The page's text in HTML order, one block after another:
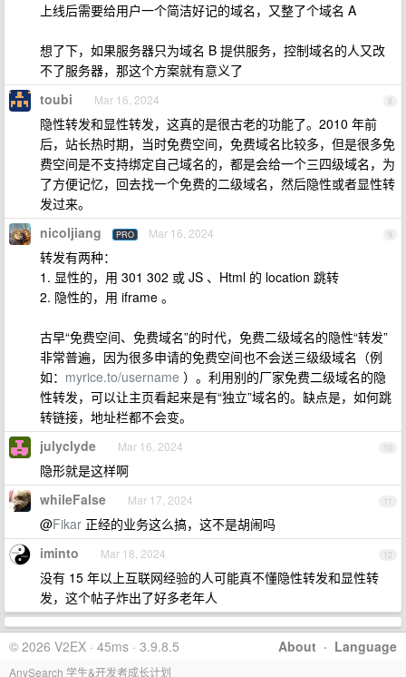
上线后需要给用户一个简洁好记的域名，又整了个域名 A
想了下，如果服务器只为域名 B 提供服务，控制域名的人又改
不了服务器，那这个方案就有意义了
8
toubi Mar 16, 2024
隐性转发和显性转发，这真的是很古老的功能了。2010 年前
后，站长热时期，当时免费空间，免费域名比较多，但是很多免
费空间是不支持绑定自己域名的，都是会给一个三四级域名，为
了方便记忆，回去找一个免费的二级域名，然后隐性或者显性转
发过来。
9
nicoljiang PRO Mar 16, 2024
转发有两种：
1. 显性的，用 301 302 或 JS 、Html 的 location 跳转
2. 隐性的，用 iframe 。
古早“免费空间、免费域名”的时代，免费二级域名的隐性“转发”
非常普遍，因为很多申请的免费空间也不会送三级级域名（例
如： myrice.to/username ）。利用别的厂家免费二级域名的隐
性转发，可以让主页看起来是有“独立”域名的。缺点是，如何跳
转链接，地址栏都不会变。
10
julyclyde Mar 16, 2024
隐形就是这样啊
11
whileFalse Mar 17, 2024
@Fikar 正经的业务这么搞，这不是胡闹吗
12
iminto Mar 18, 2024
没有 15 年以上互联网经验的人可能真不懂隐性转发和显性转
发，这个帖子炸出了好多老年人
About · Language
© 2026 V2EX · 45ms · 3.9.8.5
AnySearch 学生&开发者成长计划